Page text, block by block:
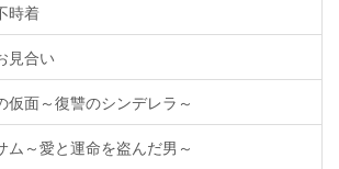
時着
見合い
仮面～復讐のシンデレラ～
ム～愛と運命を盗んだ男～